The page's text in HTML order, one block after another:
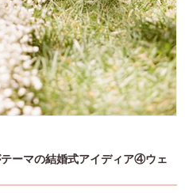
ーマの結婚式アイディア④ウェ